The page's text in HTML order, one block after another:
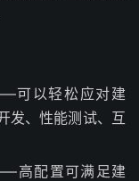
可以轻松应对建
发、性能测试、互
高配置可满足建